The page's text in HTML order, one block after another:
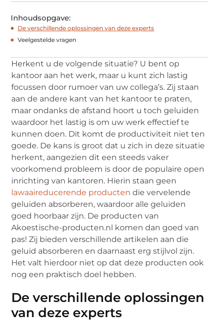
Inhoudsopgave:
De verschillende oplossingen van deze experts
Veelgestelde vragen
Herkent u de volgende situatie? U bent op
kantoor aan het werk, maar u kunt zich lastig
focussen door rumoer van uw collega’s. Zij staan
aan de andere kant van het kantoor te praten,
maar ondanks de afstand hoort u toch geluiden
waardoor het lastig is om uw werk effectief te
kunnen doen. Dit komt de productiviteit niet ten
goede. De kans is groot dat u zich in deze situatie
herkent, aangezien dit een steeds vaker
voorkomend probleem is door de populaire open
inrichting van kantoren. Hierin staan geen
lawaaireducerende producten die vervelende
geluiden absorberen, waardoor alle geluiden
goed hoorbaar zijn. De producten van
Akoestische-producten.nl komen dan goed van
pas! Zij bieden verschillende artikelen aan die
geluid absorberen en daarnaast erg stijlvol zijn.
Het valt hierdoor niet op dat deze producten ook
nog een praktisch doel hebben.
De verschillende oplossingen
van deze experts